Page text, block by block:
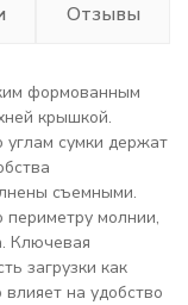
Отзывы
формованным
крышкой.
сумки держат
съемными.
молнии,
Ключевая
загрузки как
на удобство